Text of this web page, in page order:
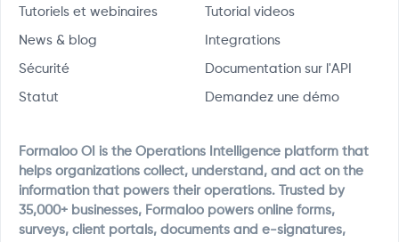
Tutoriels et webinaires Tutorial videos
News & blog Integrations
Sécurité Documentation sur l'API
Statut Demandez une démo
Formaloo OI is the Operations Intelligence platform that
helps organizations collect, understand, and act on the
information that powers their operations. Trusted by
35,000+ businesses, Formaloo powers online forms,
surveys, client portals, documents and e-signatures,